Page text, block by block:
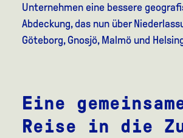
Unternehmen eine bessere
Abdeckung, das nun über
Göteborg, Gnosjö, Malmö und
Eine
Reise in die